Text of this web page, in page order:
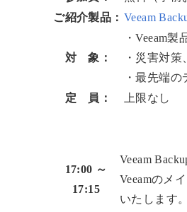
ご紹介製品： Veeam
対 象：
・Veeam
・災害対
・最先端
定 員：
上限なし
17:00 ～
17:15
Veeam
Veeamのメ
いたします。